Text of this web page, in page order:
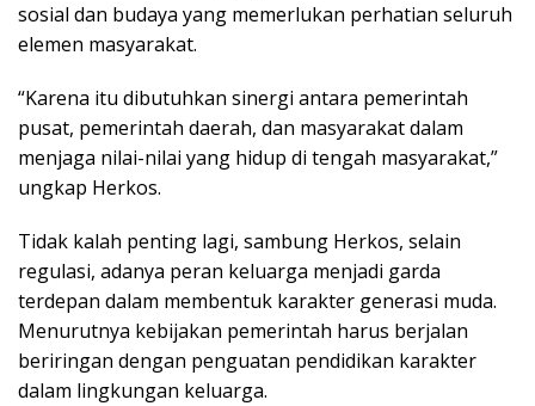
sosial dan budaya yang memerlukan perhatian seluruh
elemen masyarakat.
“Karena itu dibutuhkan sinergi antara pemerintah
pusat, pemerintah daerah, dan masyarakat dalam
menjaga nilai-nilai yang hidup di tengah masyarakat,”
ungkap Herkos.
Tidak kalah penting lagi, sambung Herkos, selain
regulasi, adanya peran keluarga menjadi garda
terdepan dalam membentuk karakter generasi muda.
Menurutnya kebijakan pemerintah harus berjalan
beriringan dengan penguatan pendidikan karakter
dalam lingkungan keluarga.